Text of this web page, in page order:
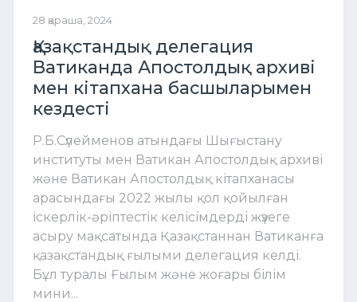
28 қараша, 2024
Қазақстандық делегация
Ватиканда Апостолдық архиві
мен кітапхана басшыларымен
кездесті
Р.Б.Сүлейменов атындағы Шығыстану
институты мен Ватикан Апостолдық архиві
және Ватикан Апостолдық кітапханасы
арасындағы 2022 жылы қол қойылған
іскерлік-әріптестік келісімдерді жүзеге
асыру мақсатында Қазақстаннан Ватиканға
қазақстандық ғылыми делегация келді.
Бұл туралы Ғылым және жоғары білім
мини...